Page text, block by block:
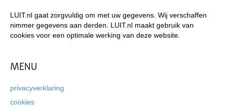
LUIT.nl gaat zorgvuldig om met uw gegevens. Wij verschaffen
nimmer gegevens aan derden. LUIT.nl maakt gebruik van
cookies voor een optimale werking van deze website.
MENU
privacyverklaring
cookies